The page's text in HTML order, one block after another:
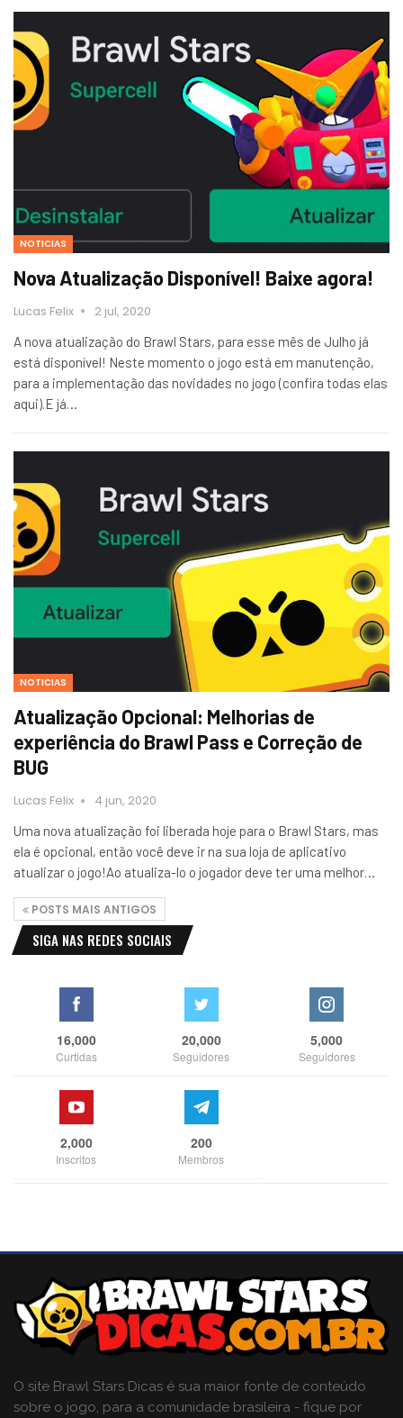
NOTICIAS
Nova Atualização Disponível! Baixe agora!
Lucas Felix 2 jul, 2020
A nova atualização do Brawl Stars, para esse mês de Julho já
está disponível! Neste momento o jogo está em manutenção,
para a implementação das novidades no jogo (confira todas elas
aqui).E já…
NOTICIAS
Atualização Opcional: Melhorias de
experiência do Brawl Pass e Correção de
BUG
Lucas Felix 4 jun, 2020
Uma nova atualização foi liberada hoje para o Brawl Stars, mas
ela é opcional, então você deve ir na sua loja de aplicativo
atualizar o jogo!Ao atualiza-lo o jogador deve ter uma melhor…
POSTS MAIS ANTIGOS
SIGA NAS REDES SOCIAIS
16,000
Curtidas
20,000
Seguidores
5,000
Seguidores
2,000
Inscritos
200
Membros
O site Brawl Stars Dicas é sua maior fonte de conteúdo
sobre o jogo, para a comunidade brasileira - fique por